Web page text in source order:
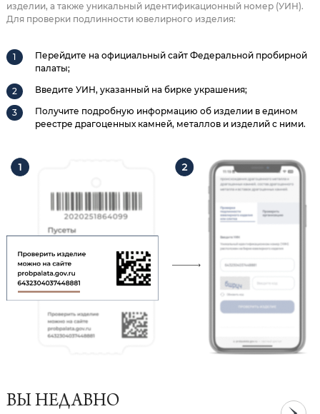
изделии, а также уникальный идентификационный номер (УИН).
Для проверки подлинности ювелирного изделия:
Перейдите на официальный сайт Федеральной пробирной
палаты;
Введите УИН, указанный на бирке украшения;
Получите подробную информацию об изделии в едином
реестре драгоценных камней, металлов и изделий с ними.
ВЫ НЕДАВНО